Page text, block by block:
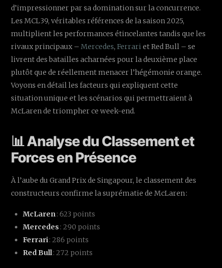
d’impressionner par sa domination sur la concurrence.
Les MCL39, véritables références de la saison 2025,
multiplient les performances étincelantes tandis que les
rivaux principaux –Mercedes,Ferrari et Red Bull – se
livrent des batailles acharnées pour la deuxième place
plutôt que de réellement menacer l’hégémonie orange.
Voyons en détail les facteurs qui expliquent cette
situation unique et les scénarios qui permettraient à
McLaren de triompher ce week-end.
📊 Analyse du Classement et
Forces en Présence
À l’aube du Grand Prix de Singapour, le classement des
constructeurs confirme la suprématie de McLaren :
McLaren: 623 points
Mercedes : 290 points
Ferrari: 286 points
Red Bull: 272 points